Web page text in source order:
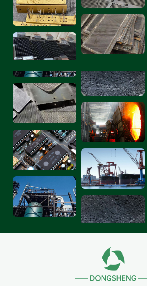
1, क्षारीय इलेक्ट्रोलाइजर में उच्च और स्थिर
गति, 200,000 घंटे तक सेवा जीवन, बड़े पैमाने
उत्पादन के लिए उपयुक्त, कम लागत है।
2, पेम इलेक्ट्रोलाइज़र: सबसे तेज़ स्टार्ट-अप
इसलिए इस प्रकार के हाइड्रोजन उत्पादन
प्लैटिनम और टाइटेनियम जैसी कीमती धातुओं पर
है। इसकी हाइड्रोजन उत्पादन लागत तीनों में
इसलिए, यह छोटे अनुप्रयोगों के लिए अधिक
प्रतिक्रिया की आवश्यकता होती है।
3. सोइक इलेक्ट्रोलाइज़र: इसे उच्च तापमान
है। हालाँकि हाइड्रोजन उत्पादन के लिए
है, लेकिन इसकी हाइड्रोजन उत्पादन गति और
इलेक्ट्रोलाइज़र जितना अच्छा नहीं है।
लागत भी अपेक्षाकृत अधिक है। इसलिए, यह
के लिए उपयुक्त नहीं है।
धातु भागों में उच्च रीसाइक्लिंग मूल्य होता है,
DONGSHENG इस प्रकार के उपकरणों के
पेशेवर रीसाइक्लिंग समाधान प्रदान कर सकता